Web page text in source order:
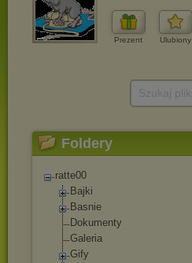
Prezent Ulubiony
Foldery
ratte00
Bajki
Basnie
Dokumenty
Galeria
Gify